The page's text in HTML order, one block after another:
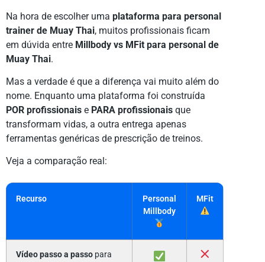
Na hora de escolher uma plataforma para personal
trainer de Muay Thai, muitos profissionais ficam
em dúvida entre Millbody vs MFit para personal de
Muay Thai.
Mas a verdade é que a diferença vai muito além do
nome. Enquanto uma plataforma foi construída
POR profissionais e PARA profissionais que
transformam vidas, a outra entrega apenas
ferramentas genéricas de prescrição de treinos.
Veja a comparação real:
Recurso
Personal
Millbody
MFit
Vídeo passo a passo para